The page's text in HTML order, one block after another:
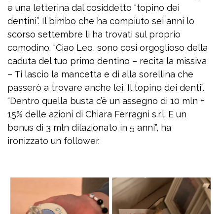
e una letterina dal cosiddetto “topino dei
dentini”. Il bimbo che ha compiuto sei anni lo
scorso settembre li ha trovati sul proprio
comodino. “Ciao Leo, sono cosi orgoglioso della
caduta del tuo primo dentino – recita la missiva
– Ti lascio la mancetta e di alla sorellina che
passerò a trovare anche lei. Il topino dei denti”.
“Dentro quella busta c’è un assegno di 10 mln +
15% delle azioni di Chiara Ferragni s.r.l. E un
bonus di 3 mln dilazionato in 5 anni”, ha
ironizzato un follower.